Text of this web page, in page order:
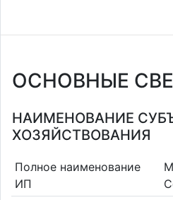
ОСНОВНЫЕ
НАИМЕНОВАНИЕ
ХОЗЯЙСТВОВАНИЯ
Полное наименование
ИП